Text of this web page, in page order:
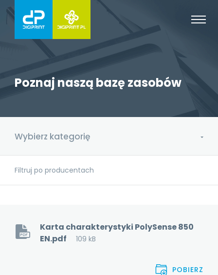
Poznaj naszą bazę zasobów
Wybierz kategorię
Filtruj po producentach
Karta charakterystyki PolySense 850
EN.pdf
109 kB
POBIERZ